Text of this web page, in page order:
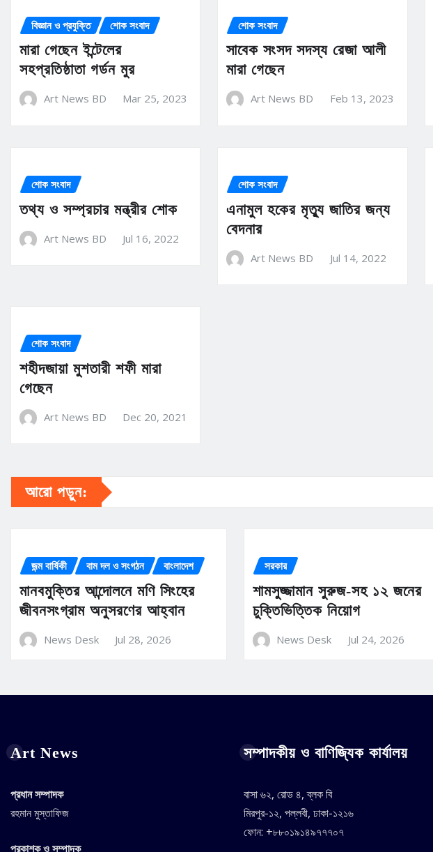
বিজ্ঞান ও প্রযুক্তি শোক সংবাদ
মারা গেছেন ইন্টেলের
সহপ্রতিষ্ঠাতা গর্ডন মুর
Art News BD Mar 25, 2023
শোক সংবাদ
সাবেক সংসদ সদস্য রেজা আলী
মারা গেছেন
Art News BD Feb 13, 2023
শোক সংবাদ
তথ্য ও সম্প্রচার মন্ত্রীর শোক
Art News BD Jul 16, 2022
শোক সংবাদ
এনামুল হকের মৃত্যু জাতির জন্য
বেদনার
Art News BD Jul 14, 2022
শোক সংবাদ
শহীদজায়া মুশতারী শফী মারা
গেছেন
Art News BD Dec 20, 2021
আরো পড়ুন:
জন্ম বার্ষিকী বাম দল ও সংগঠন বাংলাদেশ
মানবমুক্তির আন্দোলনে মণি সিংহের
জীবনসংগ্রাম অনুসরণের আহ্বান
News Desk Jul 28, 2026
সরকার
শামসুজ্জামান সুরুজ-সহ ১২ জনের
চুক্তিভিত্তিক নিয়োগ
News Desk Jul 24, 2026
Art News
প্রধান সম্পাদক
রহমান মুস্তাফিজ
প্রকাশক ও সম্পাদক
সম্পাদকীয় ও বাণিজ্যিক কার্যালয়
বাসা ৬২, রোড ৪, ব্লক বি
মিরপুর-১২, পল্লবী, ঢাকা-১২১৬
ফোন: +৮৮০১৯১৪৯৭৭৭০৭